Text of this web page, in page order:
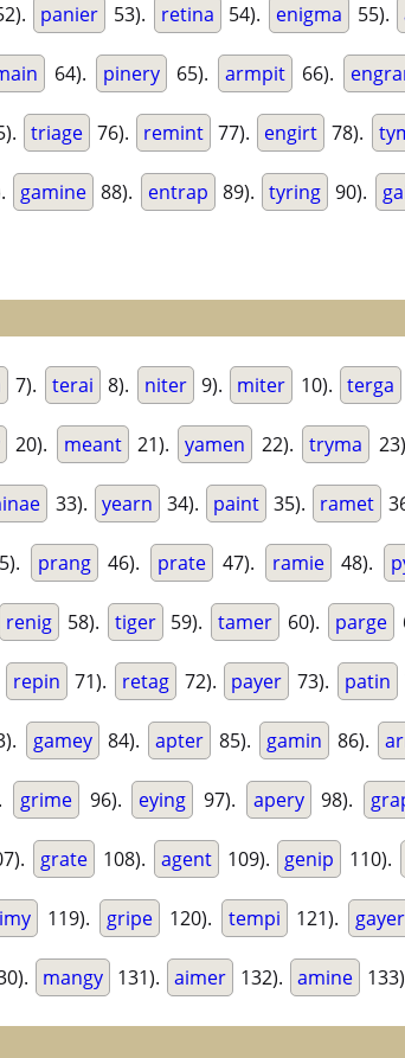
panier 53). retina 54). enigma 55).
64). pinery 65). armpit 66).
triage 76). remint 77). engirt 78).
gamine 88). entrap 89). tyring 90).
7). terai 8). niter 9). miter 10). terga
20). meant 21). yamen 22). tryma
33). yearn 34). paint 35). ramet
prang 46). prate 47). ramie 48).
renig 58). tiger 59). tamer 60). parge
repin 71). retag 72). payer 73). patin
gamey 84). apter 85). gamin 86).
grime 96). eying 97). apery 98).
grate 108). agent 109). genip 110).
119). gripe 120). tempi 121). gayer
mangy 131). aimer 132). amine